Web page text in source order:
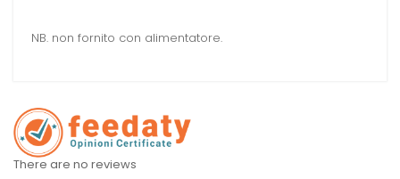
NB. non fornito con alimentatore.
There are no reviews